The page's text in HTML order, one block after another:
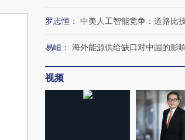
罗志恒 ： 中美人工智能竞争：道路比
易峘 ： 海外能源供给缺口对中国的影
视频